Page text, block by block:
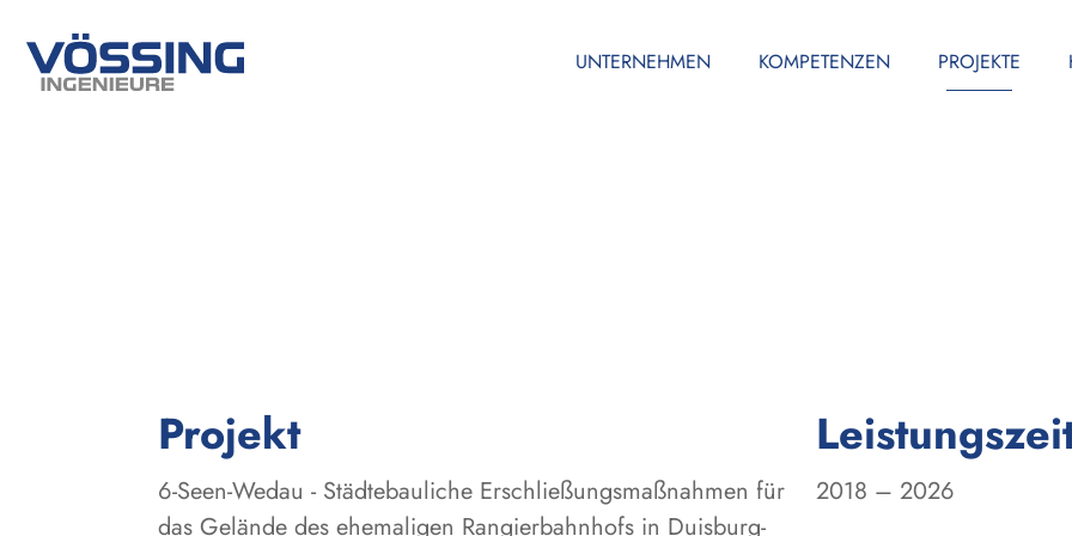
UNTERNEHMEN KOMPETENZEN PROJEKTE
Projekt
6-Seen-Wedau - Städtebauliche Erschließungsmaßnahmen für
das Gelände des ehemaligen Rangierbahnhofs in Duisburg-
2018 – 2026